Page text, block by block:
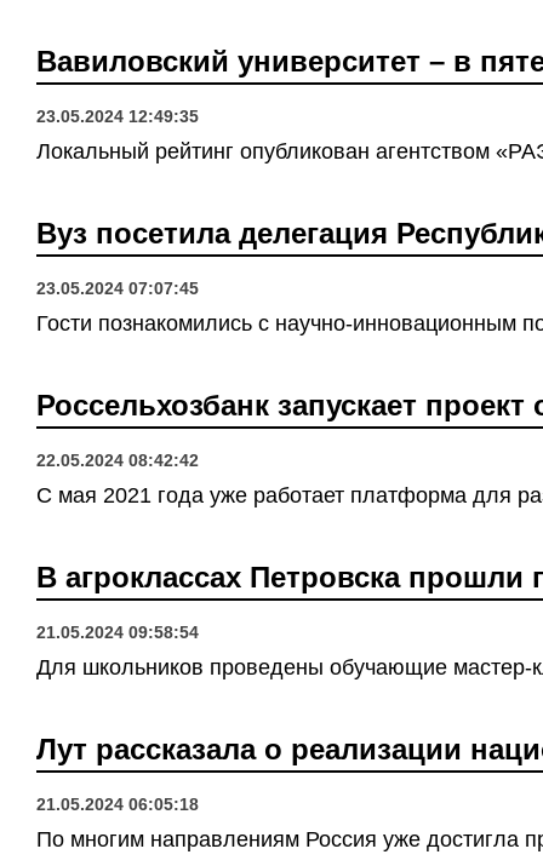
Вавиловский университет – в
23.05.2024 12:49:35
Локальный рейтинг опубликован агентством
Вуз посетила делегация
23.05.2024 07:07:45
Гости познакомились с научно-инновационным
Россельхозбанк запускает
22.05.2024 08:42:42
С мая 2021 года уже работает платформа для
В агроклассах Петровска прошли
21.05.2024 09:58:54
Для школьников проведены обучающие мастер-
Лут рассказала о реализации
21.05.2024 06:05:18
По многим направлениям Россия уже достигла